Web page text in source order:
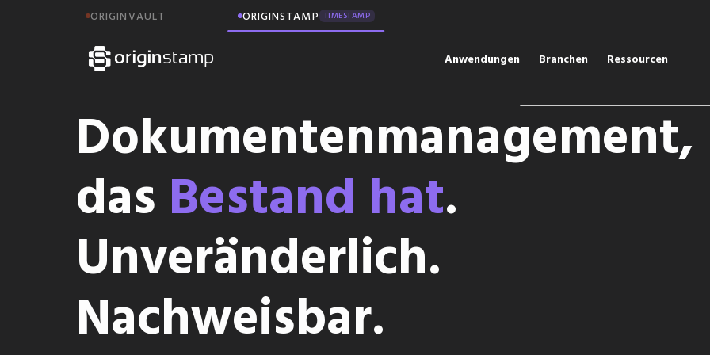
ORIGINVAULT ORIGINSTAMP TIMESTAMP
Anwendungen Branchen Ressourcen
Dokumentenmanagement,
das Bestand hat.
Unveränderlich.
Nachweisbar.